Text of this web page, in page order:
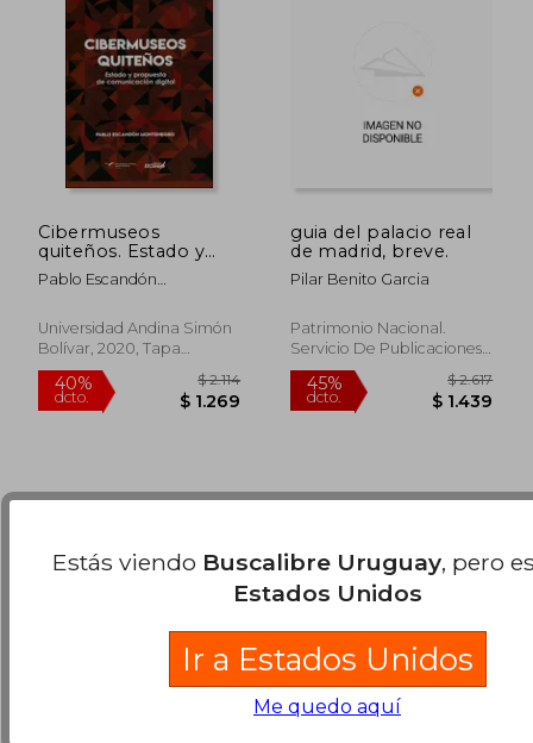
dcto. $ 1.646 dcto.
Cibermuseos
quiteños. Estado y
propuesta de
comunicación digital
Pablo Escandón
Universidad Andina Simón
Bolívar, 2020, Tapa
Blanda, Nuevo
guia del palacio real
de madrid, breve.
Pilar Benito Garcia
Patrimonio Nacional.
Servicio De Publicaciones,
Usado
Estás viendo Buscalibre Uruguay, pero
Estados Unidos
Ir a Estados Unidos
Me quedo aquí